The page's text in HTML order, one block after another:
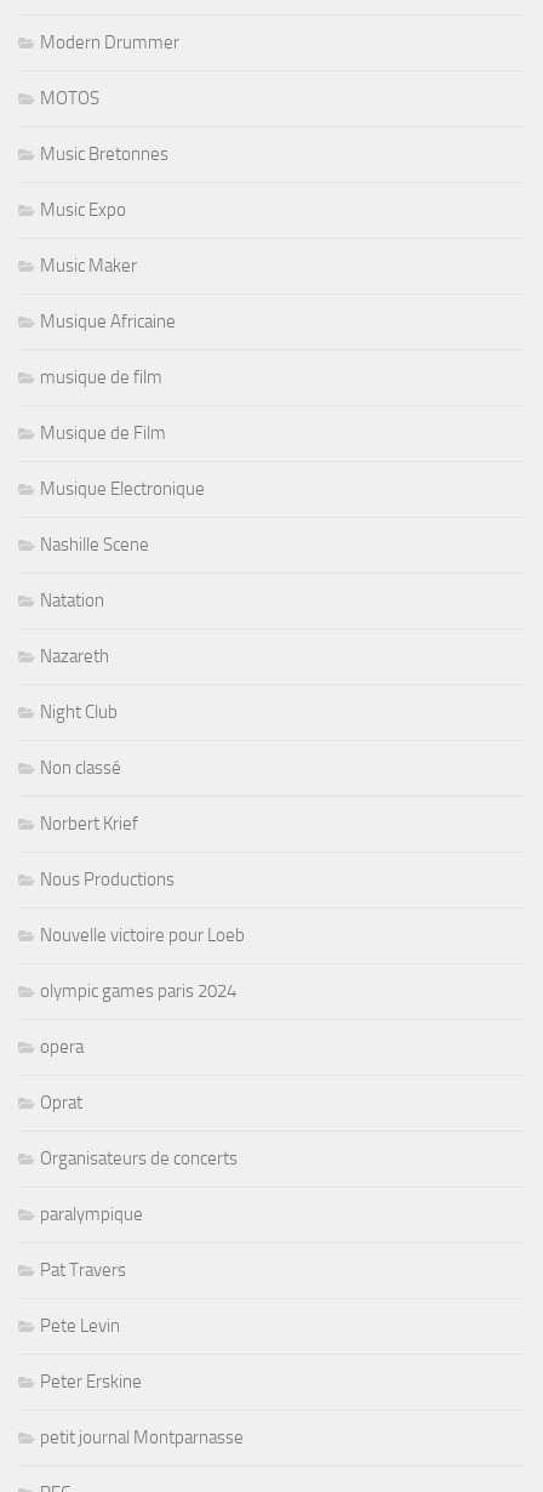
Modern Drummer
MOTOS
Music Bretonnes
Music Expo
Music Maker
Musique Africaine
musique de film
Musique de Film
Musique Electronique
Nashille Scene
Natation
Nazareth
Night Club
Non classé
Norbert Krief
Nous Productions
Nouvelle victoire pour Loeb
olympic games paris 2024
opera
Oprat
Organisateurs de concerts
paralympique
Pat Travers
Pete Levin
Peter Erskine
petit journal Montparnasse